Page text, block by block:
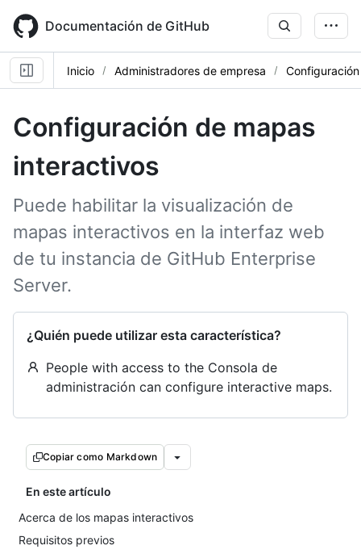
main
content
Documentación de GitHub
Inicio Administradores de empresa Configuración
Configuración de mapas
interactivos
Puede habilitar la visualización de
mapas interactivos en la interfaz web
de tu instancia de GitHub Enterprise
Server.
¿Quién puede utilizar esta característica?
People with access to the Consola de
administración can configure interactive maps.
Copiar como Markdown
En este artículo
Acerca de los mapas interactivos
Requisitos previos